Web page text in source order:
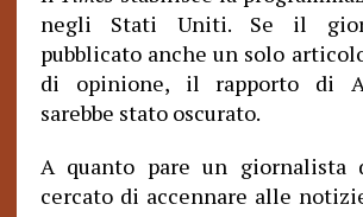
negli Stati Uniti. Se il
pubblicato anche un solo
di opinione, il rapporto di
sarebbe stato oscurato.
A quanto pare un giornalista
cercato di accennare alle